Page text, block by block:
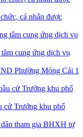
cá nhân được
cung ứng dịch vụ
Phường Móng Cái 1
cử Trưởng khu phố